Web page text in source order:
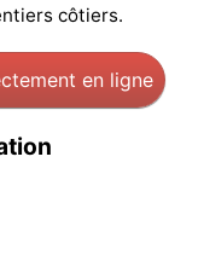
côtiers.
en ligne